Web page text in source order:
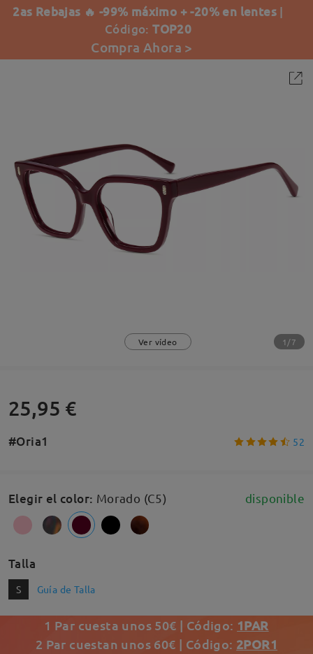
2as Rebajas 🔥 -99% máximo + -20% en lentes |
Código:TOP20
Compra Ahora >
Ver vídeo 1/7
25,95 €
#Oria1 52
Elegir el color: Morado (C5) disponible
Talla
S Guía de Talla
1 Par cuesta unos 50€ | Código: 1PAR
2 Par cuestan unos 60€ | Código: 2POR1